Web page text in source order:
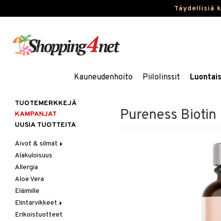
Täydellisiä
Kauneudenhoito Piilolinssit
Pureness Biotin
TUOTEMERKKEJÄ
KAMPANJAT
UUSIA TUOTTEITA
Aivot & silmät
Muisti
Rasvahapot
Silmät
Alakuloisuus
Allergia
Aloe Vera
Eläimille
Elintarvikkeet
Hedelmät & pähkinät
Erikoistuotteet